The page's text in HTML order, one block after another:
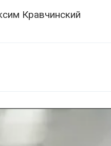
Кравчинский